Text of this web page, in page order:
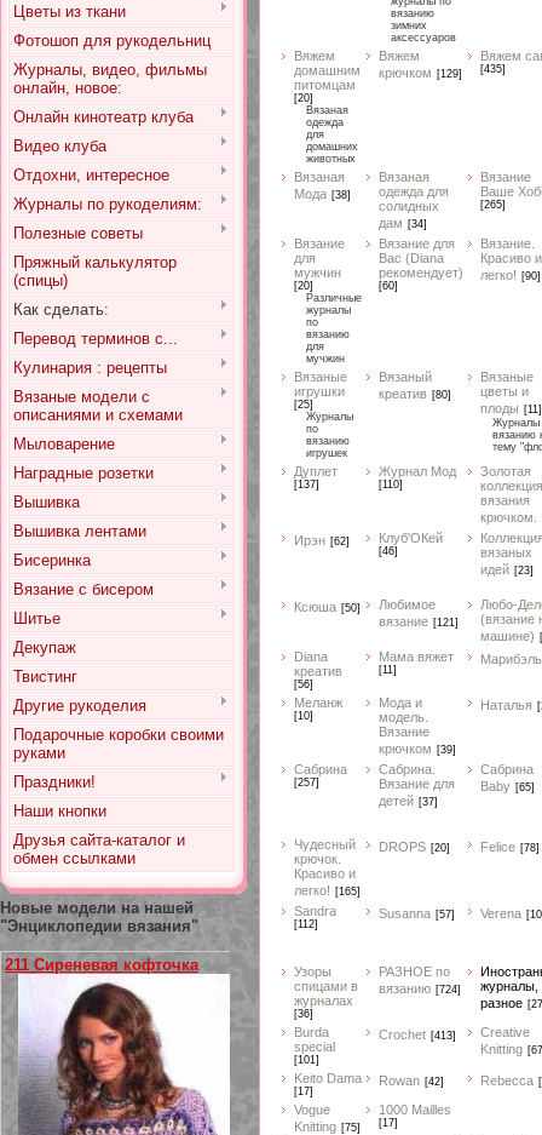
Цветы из ткани
Фотошоп для рукодельниц
Журналы, видео, фильмы
онлайн, новое:
Онлайн кинотеатр клуба
Видео клуба
Отдохни, интересное
Журналы по рукоделиям:
Полезные советы
Пряжный калькулятор
(спицы)
Как сделать:
Перевод терминов с...
Кулинария : рецепты
Вязаные модели с
описаниями и схемами
Мыловарение
Наградные розетки
Вышивка
Вышивка лентами
Бисеринка
Вязание с бисером
Шитье
Декупаж
Твистинг
Другие рукоделия
Подарочные коробки своими
руками
Праздники!
Наши кнопки
Друзья сайта-каталог и
обмен ссылками
Новые модели на нашей
"Энциклопедии вязания"
211 Сиреневая кофточка
вязанию
зимних
аксессуаров
Вяжем
домашним
питомцам
[20]
Вязаная
одежда
для
домашних
животных
Вяжем
крючком [129]
Вяжем
[435]
Вязаная
Мода [38]
Вязаная
одежда для
солидных
дам [34]
Вязание
Ваше
[265]
Вязание
для
мужчин
[20]
Различные
журналы
по
вязанию
для
мучжин
Вязание для
Вас (Diana
рекомендует)
[60]
Вязание.
Красиво и
легко! [90]
Вязаные
игрушки
[25]
Журналы
по
вязанию
игрушек
Вязаный
креатив [80]
Вязаные
цветы и
плоды [11]
Журналы
вязанию
тему
Дуплет
[137]
Журнал Мод
[110]
Золотая
коллекция
вязания
крючком.
Ирэн [62] Клуб'ОКей
[46]
вязаных
идей [23]
Ксюша [50]
Любимое
вязание [121]
Любо-
(вязание
машине)
Diana
креатив
[56]
Мама вяжет
[11]
Марибэль
Меланж
[10]
Мода и
модель.
Вязание
крючком [39]
Наталья
Сабрина
[257]
Сабрина.
Вязание для
детей [37]
Сабрина
Baby [65]
Чудесный
крючок.
Красиво и
легко! [165]
DROPS [20] Felice [78]
Sandra
[112]
Susanna [57] Verena
Узоры
спицами в
журналах
[36]
РАЗНОЕ по
вязанию [724]
журналы,
разное
Burda
special
[101]
Crochet [413]
Creative
Knitting
Keito Dama
[17]
Rowan [42] Rebecca
Vogue
Knitting [75]
1000 Mailles
[17]